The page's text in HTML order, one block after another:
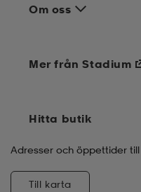
Om oss
Mer från Stadium
Hitta butik
Adresser och öppettider
Till karta